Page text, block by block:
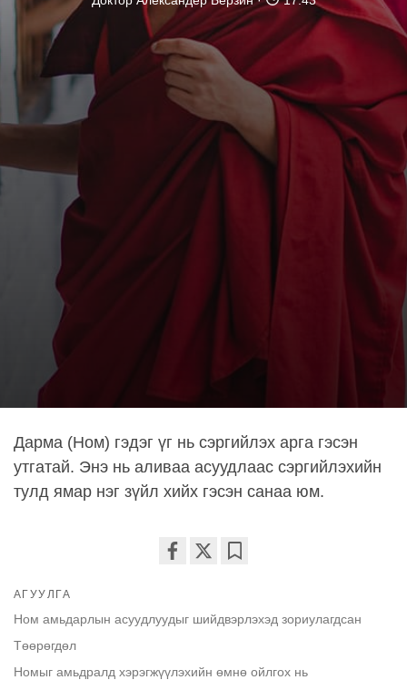
Дарма (Ном) гэдэг үг нь сэргийлэх арга гэсэн
утгатай. Энэ нь аливаа асуудлаас сэргийлэхийн
тулд ямар нэг зүйл хийх гэсэн санаа юм.
facebook
АГУУЛГА
Ном амьдарлын асуудлуудыг шийдвэрлэхэд зориулагдсан
Төөрөгдөл
Номыг амьдралд хэрэгжүүлэхийн өмнө ойлгох нь